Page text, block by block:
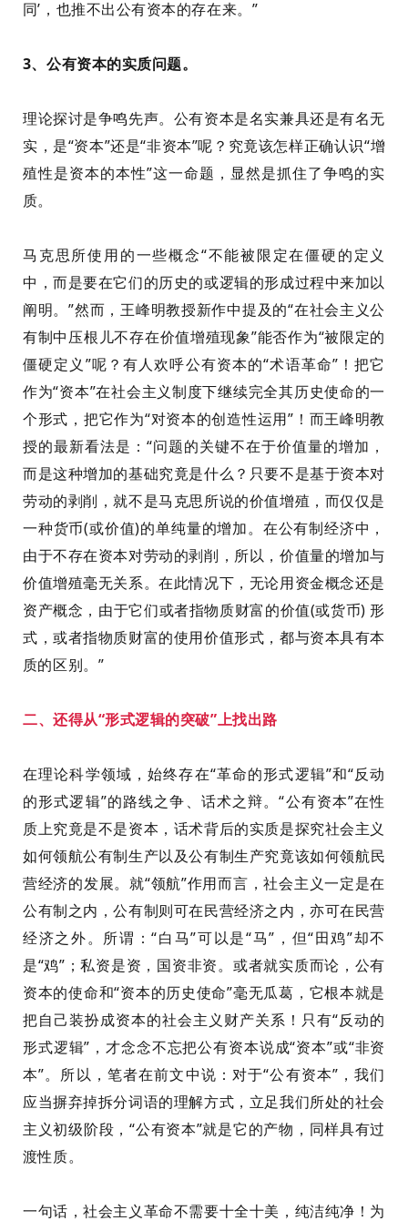
同’，也推不出公有资本的存在来。 ”
3、公有资本的实质问题。
理论探讨是争鸣先声。 公有资本是名实兼具还是有名无
实 ，是“资本”还是“非资本”呢？ 究竟该怎样正确认识“增
殖性是资本的本性”这一命题，显然是抓住了争鸣的实
质。
马克思所使用的一些概念“不能被限定在僵硬的定义
中，而是要在它们的历史的或逻辑的形成过程中来加以
阐明。”然而，王峰明教授新作中提及的“在社会主义公
有制中压根儿不存在价值增殖现象”能否作为“被限定的
僵硬定义”呢？ 有人欢呼公有资本的“术语革命”！把它
作为“资本”在社会主义制度下继续完全其历史使命的一
个形式，把它作为“对资本的创造性运用”！而王峰明教
授的最新看法是：“问题的关键不在于价值量的增加，
而是这种增加的基础究竟是什么？只要不是基于资本对
劳动的剥削，就不是马克思所说的价值增殖，而仅仅是
一种货币(或价值)的单纯量的增加。在公有制经济中，
由于不存在资本对劳动的剥削，所以，价值量的增加与
价值增殖毫无关系。在此情况下，无论用资金概念还是
资产概念，由于它们或者指物质财富的价值(或货币) 形
式，或者指物质财富的使用价值形式，都与资本具有本
质的区别。 ”
二、还得从“形式逻辑的突破”上找出路
在理论科学领域，始终存在“革命的形式逻辑”和“反动
的形式逻辑”的路线之争、话术之辩。“公有资本”在性
质上究竟是不是资本 ，话术背后的实质是探究社会主义
如何领航公有制生产以及公有制生产究竟该如何领航民
营经济的发展。就“领航”作用而言，社会主义一定是在
公有制之内，公有制则可在民营经济之内，亦可在民营
经济之外。 所谓：“白马”可以是“马”，但“田鸡”却不
是“鸡” ；私资是资，国资非资。 或者就实质而论，公有
资本的使命和“资本的历史使命”毫无瓜葛，它根本就是
把自己装扮成资本的社会主义财产关系 ！ 只有“反动的
形式逻辑”，才念念不忘把公有资本说成“资本”或“非资
本”。 所以，笔者在前文中说：对于“公有资本”，我们
应当摒弃掉拆分词语的理解方式，立足我们所处的社会
主义初级阶段，“公有资本”就是它的产物，同样具有过
渡性质。
一句话，社会主义革命不需要十全十美，纯洁纯净！ 为